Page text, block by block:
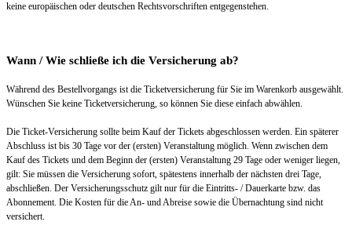
keine europäischen oder deutschen Rechtsvorschriften entgegenstehen.
Wann / Wie schließe ich die Versicherung ab?
Während des Bestellvorgangs ist die Ticketversicherung für Sie im Warenkorb ausgewählt.
Wünschen Sie keine Ticketversicherung, so können Sie diese einfach abwählen.
Die Ticket-Versicherung sollte beim Kauf der Tickets abgeschlossen werden. Ein späterer
Abschluss ist bis 30 Tage vor der (ersten) Veranstaltung möglich. Wenn zwischen dem
Kauf des Tickets und dem Beginn der (ersten) Veranstaltung 29 Tage oder weniger liegen,
gilt: Sie müssen die Versicherung sofort, spätestens innerhalb der nächsten drei Tage,
abschließen. Der Versicherungsschutz gilt nur für die Eintritts- / Dauerkarte bzw. das
Abonnement. Die Kosten für die An- und Abreise sowie die Übernachtung sind nicht
versichert.